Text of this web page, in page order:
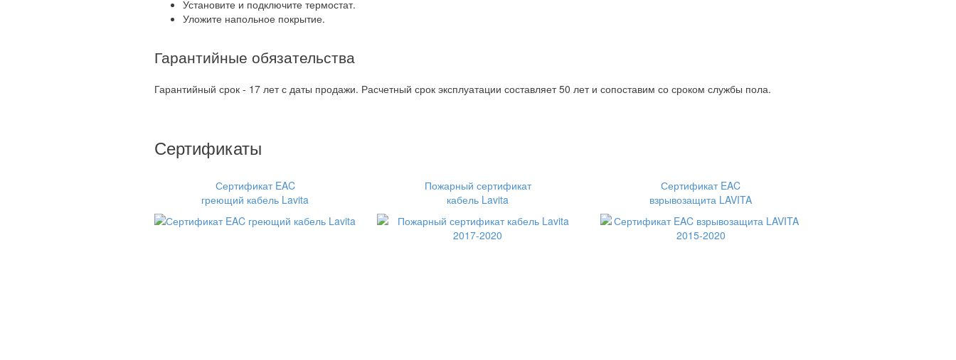
Установите и подключите термостат.
Уложите напольное покрытие.
Гарантийные обязательства
Гарантийный срок - 17 лет с даты продажи. Расчетный срок эксплуатации составляет 50 лет и сопоставим со сроком службы пола.
Сертификаты
Сертификат EAC
греющий кабель Lavita
Пожарный сертификат
кабель Lavita
Сертификат EAC
взрывозащита LAVITA